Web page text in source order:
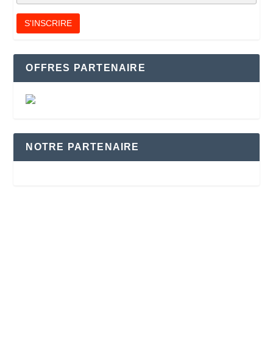
OFFRES PARTENAIRE
NOTRE PARTENAIRE